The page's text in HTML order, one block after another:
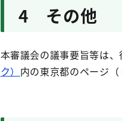
4 その他
本審議会の議事要旨等は、
ク） 内の東京都のページ